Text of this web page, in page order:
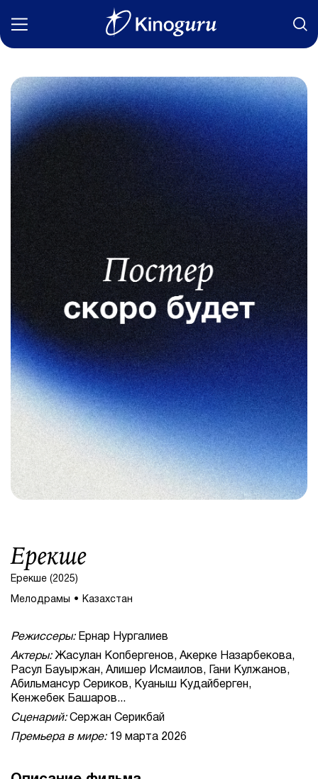
Фильмы
Статьи
Сериалы
Новости
Подборки
Рецензии
О нас
Авторы
Ерекше
Ерекше (2025)
Мелодрамы Казахстан
Режиссеры:Ернар Нургалиев
Актеры:Жасулан Копбергенов, Акерке Назарбекова,
Расул Бауыржан, Алишер Исмаилов, Гани Кулжанов,
Абильмансур Сериков, Куаныш Кудайберген,
Кенжебек Башаров...
Сценарий:Сержан Серикбай
Премьера в мире:19 марта 2026